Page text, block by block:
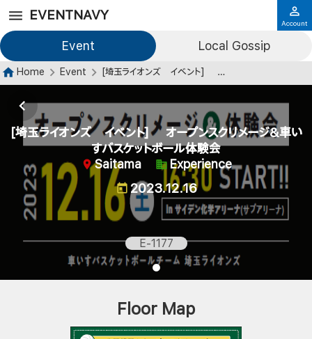
EVENTNAVY
Event Local Gossip
Account
Home Event [埼玉ライオンズ イベント] オープンスクリメージ&車いすバスケットボール体験会
[埼玉ライオンズ イベント] オープンスクリメージ&車い
すバスケットボール体験会
Saitama Experience
2023.12.16
E-1177
Floor Map